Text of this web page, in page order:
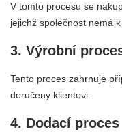
V tomto procesu se
jejichž společnost nemá
3. Výrobní
Tento proces zahrnuje
doručeny klientovi.
4. Dodací proces